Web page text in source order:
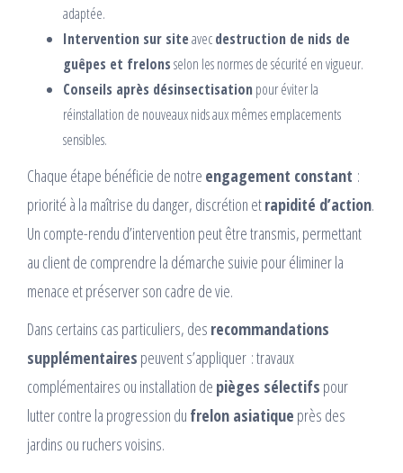
adaptée.
Intervention sur siteavecdestruction de nids de
guêpes et frelonsselon les normes de sécurité en vigueur.
Conseils après désinsectisation pour éviter la
réinstallation de nouveaux nids aux mêmes emplacements
sensibles.
Chaque étape bénéficie de notre engagement constant :
priorité à la maîtrise du danger, discrétion etrapidité d’action.
Un compte-rendu d’intervention peut être transmis, permettant
au client de comprendre la démarche suivie pour éliminer la
menace et préserver son cadre de vie.
Dans certains cas particuliers, des recommandations
supplémentaires peuvent s’appliquer : travaux
complémentaires ou installation de pièges sélectifs pour
lutter contre la progression du frelon asiatique près des
jardins ou ruchers voisins.